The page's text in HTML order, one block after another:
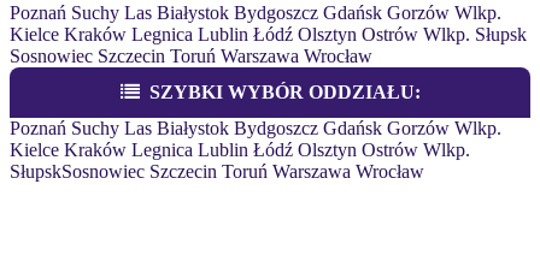
Poznań Suchy Las Białystok Bydgoszcz Gdańsk Gorzów Wlkp.
Kielce Kraków Legnica Lublin Łódź Olsztyn Ostrów Wlkp. Słupsk
Sosnowiec Szczecin Toruń Warszawa Wrocław
SZYBKI WYBÓR ODDZIAŁU:
Poznań Suchy Las Białystok Bydgoszcz Gdańsk Gorzów Wlkp.
Kielce Kraków Legnica Lublin Łódź Olsztyn Ostrów Wlkp.
SłupskSosnowiec Szczecin Toruń Warszawa Wrocław